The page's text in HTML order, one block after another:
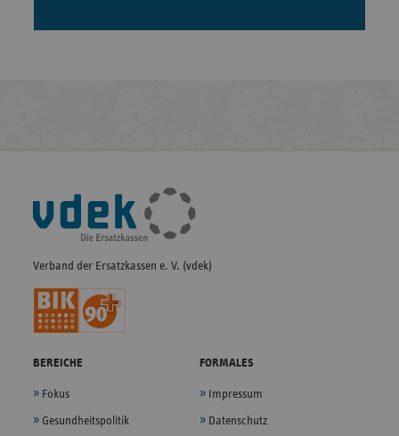
Fußleisten-
Navigation
Verband der Ersatzkassen e. V. (vdek)
BEREICHE
Fokus
Gesundheitspolitik
FORMALES
Impressum
Datenschutz